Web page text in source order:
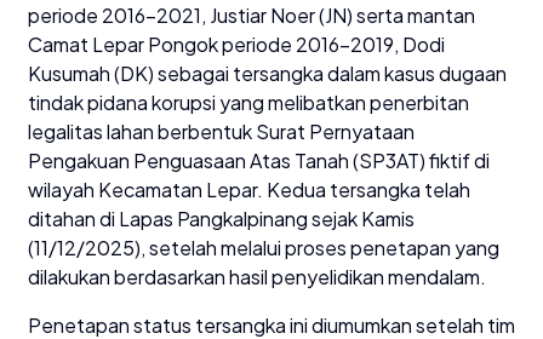
periode 2016–2021, Justiar Noer (JN) serta mantan
Camat Lepar Pongok periode 2016–2019, Dodi
Kusumah (DK) sebagai tersangka dalam kasus dugaan
tindak pidana korupsi yang melibatkan penerbitan
legalitas lahan berbentuk Surat Pernyataan
Pengakuan Penguasaan Atas Tanah (SP3AT) fiktif di
wilayah Kecamatan Lepar. Kedua tersangka telah
ditahan di Lapas Pangkalpinang sejak Kamis
(11/12/2025), setelah melalui proses penetapan yang
dilakukan berdasarkan hasil penyelidikan mendalam.
Penetapan status tersangka ini diumumkan setelah tim